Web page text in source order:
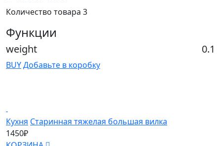
Количество товара 3
Функции
weight 0.1
BUYДобавьте в коробку
Кухня Старинная тяжелая большая вилка
1450₽